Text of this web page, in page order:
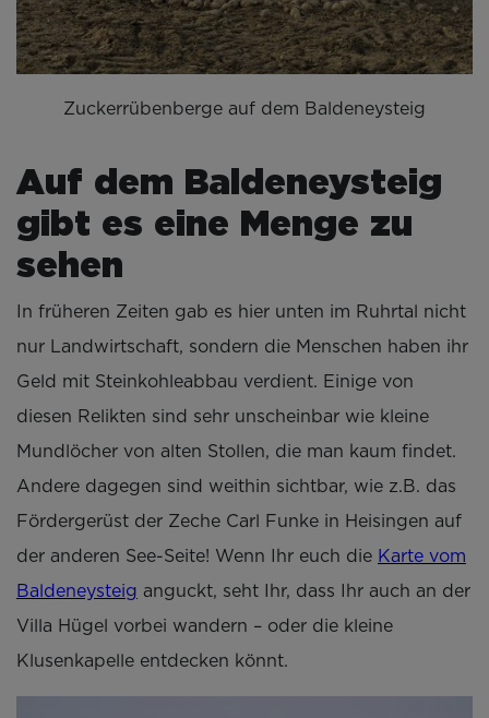
Zuckerrübenberge auf dem Baldeneysteig
Auf dem Baldeneysteig
gibt es eine Menge zu
sehen
In früheren Zeiten gab es hier unten im Ruhrtal nicht
nur Landwirtschaft, sondern die Menschen haben ihr
Geld mit Steinkohleabbau verdient. Einige von
diesen Relikten sind sehr unscheinbar wie kleine
Mundlöcher von alten Stollen, die man kaum findet.
Andere dagegen sind weithin sichtbar, wie z.B. das
Fördergerüst der Zeche Carl Funke in Heisingen auf
der anderen See-Seite! Wenn Ihr euch die Karte vom
Baldeneysteig anguckt, seht Ihr, dass Ihr auch an der
Villa Hügel vorbei wandern – oder die kleine
Klusenkapelle entdecken könnt.